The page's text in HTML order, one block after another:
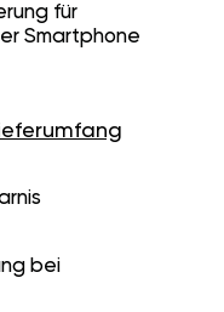
für
Smartphone
bei